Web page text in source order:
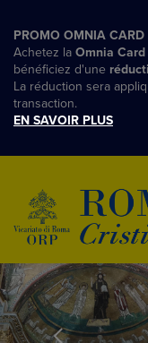
PROMO OMNIA CARD
Achetez la Omnia
bénéficiez d'une
La réduction sera
transaction.
EN SAVOIR PLUS